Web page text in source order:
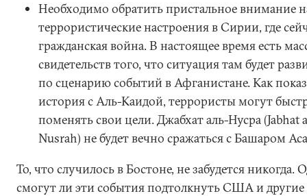
Необходимо обратить пристальное внимание
террористические настроения в Сирии, где
гражданская война. В настоящее время есть
свидетельств того, что ситуация там будет
по сценарию событий в Афганистане. Как
история с Аль-Каидой, террористы могут
поменять свои цели. Джабхат аль-Нусра (Jabhat
Nusrah) не будет вечно сражаться с Башаром
То, что случилось в Бостоне, не забудется никогда.
смогут ли эти события подтолкнуть США и